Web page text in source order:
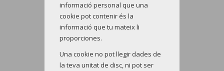
informació personal que una
cookie pot contenir és la
informació que tu mateix li
proporciones.
Una cookie no pot llegir dades de
la teva unitat de disc, ni pot ser